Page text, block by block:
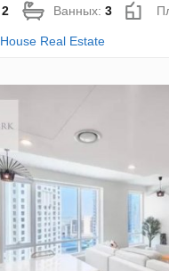
2 Ванных:3
Real Estate